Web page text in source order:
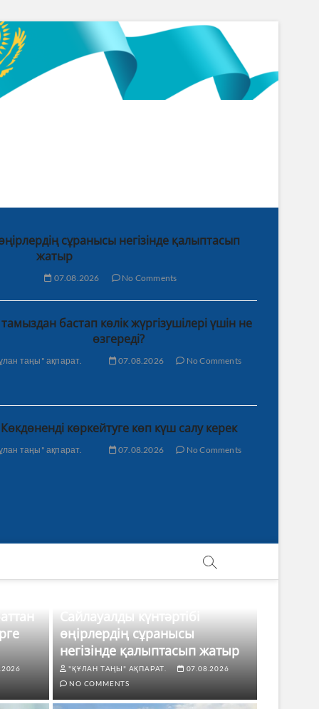
сұранысы негізінде қалыптасып
жатыр
07.08.2026 No Comments
бастап көлік жүргізушілері үшін не
өзгереді?
таңы" ақпарат. 07.08.2026 No Comments
Көкдөненді көркейтуге көп күш салу керек
таңы" ақпарат. 07.08.2026 No Comments
Сайлауалды күнтәртібі
өңірлердің сұранысы
негізінде қалыптасып жатыр
"ҚҰЛАН ТАҢЫ" АҚПАРАТ.
07.08.2026
NO COMMENTS